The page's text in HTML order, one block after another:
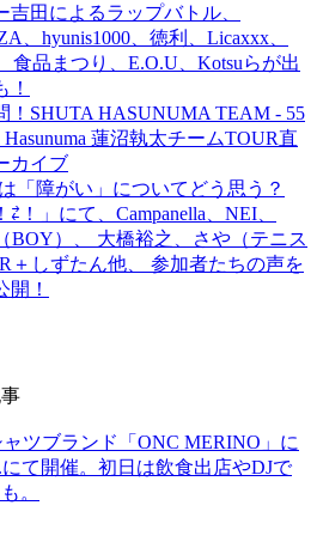
吉田によるラップバトル、
、hyunis1000、徳利、Licaxxx、
食品まつり、E.O.U、Kotsuらが出
！SHUTA HASUNUMA TEAM - 55
Hasunuma 蓮沼執太チームTOUR直
カイブ
「障がい」についてどう思う？
！」にて、Campanella、NEI、
BOY）、 大橋裕之、さや（テニス
＋しずたん他、 参加者たちの声を
開！
ツブランド「ONC MERINO」に
にて開催。初日は飲食出店やDJで
。